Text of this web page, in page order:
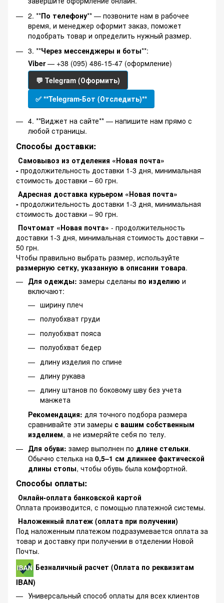
2. **По телефону** — позвоните нам в рабочее
время, и менеджер оформит заказ, поможет
подобрать товар и определить нужный размер.
3. **Через мессенджеры и боты**:
Viber— +38 (095) 486-15-47 (оформление)
💬 Telegram (Оформить)
✅ **Telegram-Бот (Отследить)**
4. **Виджет на сайте** — напишите нам прямо с
любой страницы.
Способы доставки:
Самовывоз из отделения «Новая почта»
- продолжительность доставки 1-3 дня, минимальная
стоимость доставки – 60 грн.
Адресная доставка курьером «Новая почта»
- продолжительность доставки 1-3 дня, минимальная
стоимость доставки – 90 грн.
Почтомат «Новая почта» - продолжительность
доставки 1-3 дня, минимальная стоимость доставки –
50 грн.
Чтобы правильно выбрать размер, используйте
размерную сетку, указанную в описании товара.
Для одежды: замеры сделаны по изделию и
включают:
ширину плеч
полуобхват груди
полуобхват пояса
полуобхват бедер
длину изделия по спине
длину рукава
длину штанов по боковому шву без учета
манжета
Рекомендация: для точного подбора размера
сравнивайте эти замеры с вашим собственным
изделием, а не измеряйте себя по телу.
Для обуви: замер выполнен по длине стельки.
Обычно стелька на 0,5–1 см длиннее фактической
длины стопы, чтобы обувь была комфортной.
Способы оплаты:
Онлайн-оплата банковской картой
Оплата производится, с помощью платежной системы.
Наложенный платеж (оплата при получении)
Под наложенным платежом подразумевается оплата за
товар и доставку при получении в отделении Новой
Почты.
Безналичный расчет (Оплата по реквизитам
IBAN)
Универсальный способ оплаты для всех клиентов